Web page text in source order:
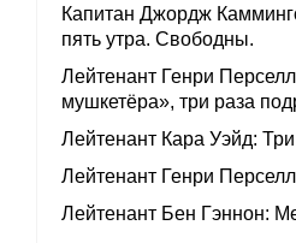
Капитан Джордж
пять утра. Свободны.
Лейтенант Генри Перселл
мушкетёра», три раза
Лейтенант Кара Уэйд
Лейтенант Генри Перселл
Лейтенант Бен Гэннон